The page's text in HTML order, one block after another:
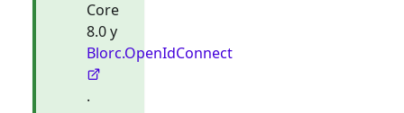
Core
8.0 y
Blorc.OpenIdConnect
.